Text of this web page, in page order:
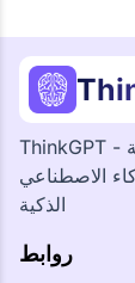
ThinkGPT - أدوات ذكاء اصطناعي للرياضيات والكتابة
الاصطناعي
الذكية
روابط